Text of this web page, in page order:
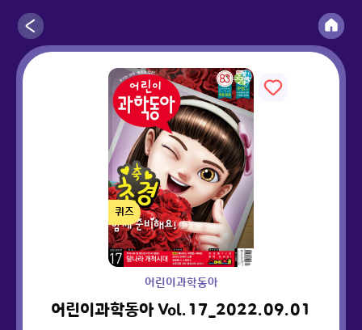
퀴즈
어린이과학동아
어린이과학동아 Vol.17_2022.09.01